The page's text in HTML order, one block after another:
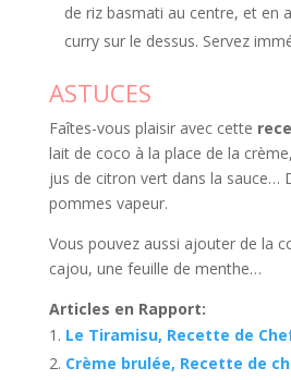
de riz basmati au centre, et en
curry sur le dessus. Servez
ASTUCES
Faîtes-vous plaisir avec cette
lait de coco à la place de la
jus de citron vert dans la sauce…
pommes vapeur.
Vous pouvez aussi ajouter de la
cajou, une feuille de menthe…
Articles en Rapport:
Le Tiramisu, Recette de
Crème brulée, Recette de